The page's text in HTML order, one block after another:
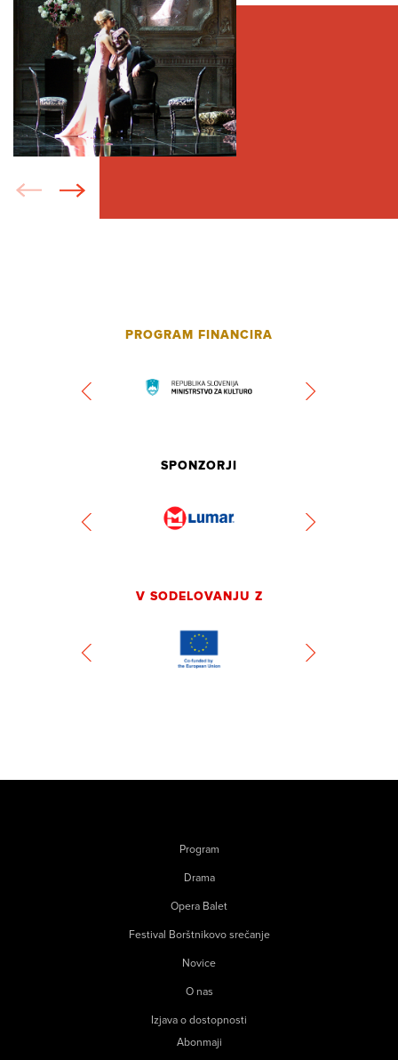
PROGRAM FINANCIRA
SPONZORJI
V SODELOVANJU Z
Program
Drama
Opera Balet
Festival Borštnikovo srečanje
Novice
O nas
Izjava o dostopnosti
Abonmaji